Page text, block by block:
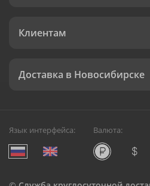
Клиентам
Доставка в Новосибирске
Язык интерфейса: Валюта: